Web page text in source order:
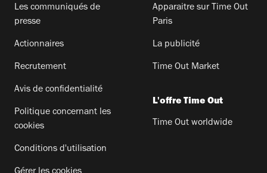
Les communiqués de
presse
Actionnaires
Recrutement
Avis de confidentialité
Politique concernant les
cookies
Conditions d'utilisation
Apparaitre sur Time Out
Paris
La publicité
Time Out Market
L'offre Time Out
Time Out worldwide